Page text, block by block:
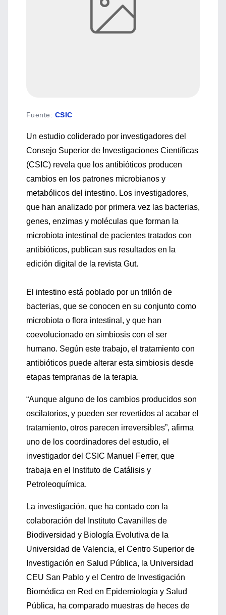
Fuente: CSIC
Un estudio coliderado por investigadores del
Consejo Superior de Investigaciones Científicas
(CSIC) revela que los antibióticos producen
cambios en los patrones microbianos y
metabólicos del intestino. Los investigadores,
que han analizado por primera vez las bacterias,
genes, enzimas y moléculas que forman la
microbiota intestinal de pacientes tratados con
antibióticos, publican sus resultados en la
edición digital de la revista Gut.
El intestino está poblado por un trillón de
bacterias, que se conocen en su conjunto como
microbiota o flora intestinal, y que han
coevolucionado en simbiosis con el ser
humano. Según este trabajo, el tratamiento con
antibióticos puede alterar esta simbiosis desde
etapas tempranas de la terapia.
“Aunque alguno de los cambios producidos son
oscilatorios, y pueden ser revertidos al acabar el
tratamiento, otros parecen irreversibles”, afirma
uno de los coordinadores del estudio, el
investigador del CSIC Manuel Ferrer, que
trabaja en el Instituto de Catálisis y
Petroleoquímica.
La investigación, que ha contado con la
colaboración del Instituto Cavanilles de
Biodiversidad y Biología Evolutiva de la
Universidad de Valencia, el Centro Superior de
Investigación en Salud Pública, la Universidad
CEU San Pablo y el Centro de Investigación
Biomédica en Red en Epidemiología y Salud
Pública, ha comparado muestras de heces de